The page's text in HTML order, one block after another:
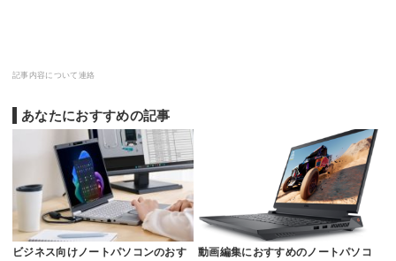
記事内容について連絡
あなたにおすすめの記事
ビジネス向けノートパソコンのおす
動画編集におすすめのノートパソコ